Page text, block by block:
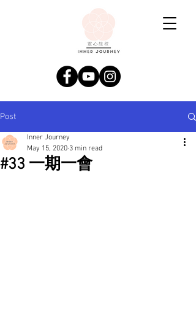
Post
#33 一期一會
Inner Journey
May 15, 2020 3 min read